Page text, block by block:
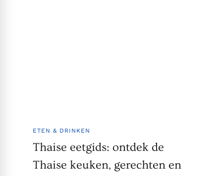
ETEN & DRINKEN
Thaise eetgids: ontdek de
Thaise keuken, gerechten en